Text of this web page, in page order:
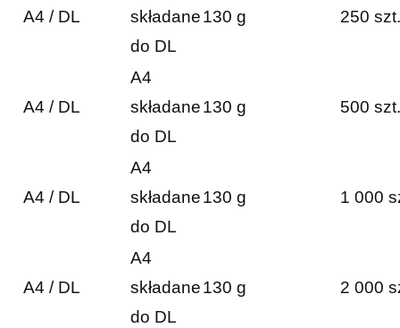
A4 / DL
składane
do DL
130 g 250 szt.
A4 / DL
A4
składane
do DL
130 g 500 szt.
A4 / DL
A4
składane
do DL
130 g 1 000
A4 / DL
A4
składane
do DL
130 g 2 000